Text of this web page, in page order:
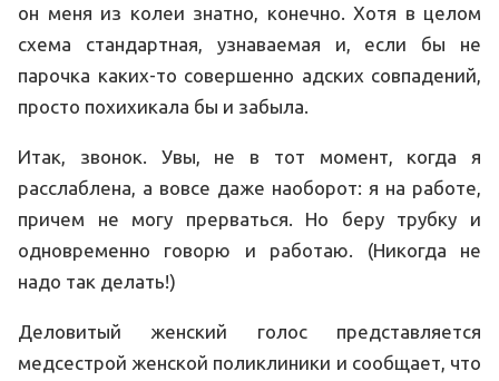
он меня из колеи знатно, конечно. Хотя в целом
схема стандартная, узнаваемая и, если бы не
парочка каких-то совершенно адских совпадений,
просто похихикала бы и забыла.
Итак, звонок. Увы, не в тот момент, когда я
расслаблена, а вовсе даже наоборот: я на работе,
причем не могу прерваться. Но беру трубку и
одновременно говорю и работаю. (Никогда не
надо так делать!)
Деловитый женский голос представляется
медсестрой женской поликлиники и сообщает, что